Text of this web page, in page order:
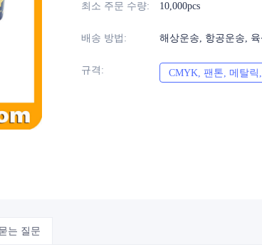
최소 주문 수량: 10,000pcs
배송 방법 : 해상운송, 항공운송,
규격 : CMYK, 팬톤, 메탈릭
는 질문